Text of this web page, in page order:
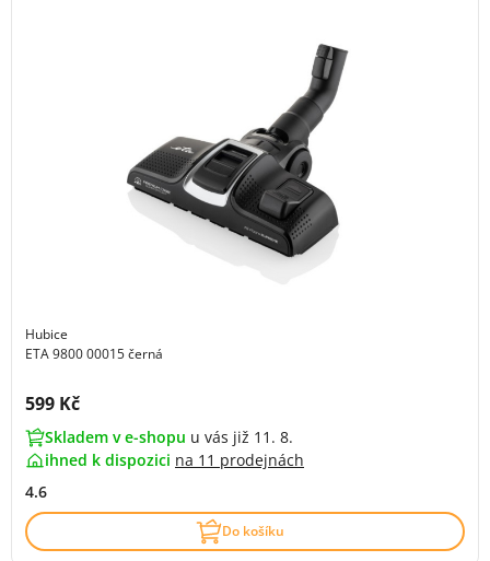
Hubice
ETA 9800 00015 černá
Cena s DPH:
599 Kč
Skladem v e-shopu u vás již 11. 8.
ihned k dispozici na 11 prodejnách
4.6
Do košíku